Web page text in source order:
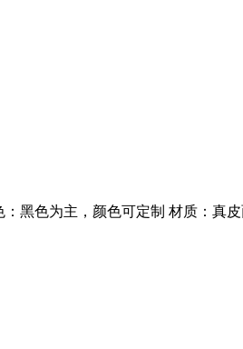
：黑色为主，颜色可定制 材质：真